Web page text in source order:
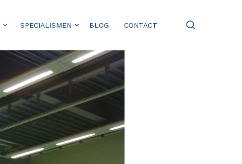
SPECIALISMEN BLOG CONTACT